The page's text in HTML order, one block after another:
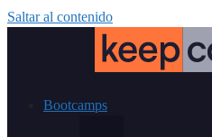
Saltar al contenido
Bootcamps